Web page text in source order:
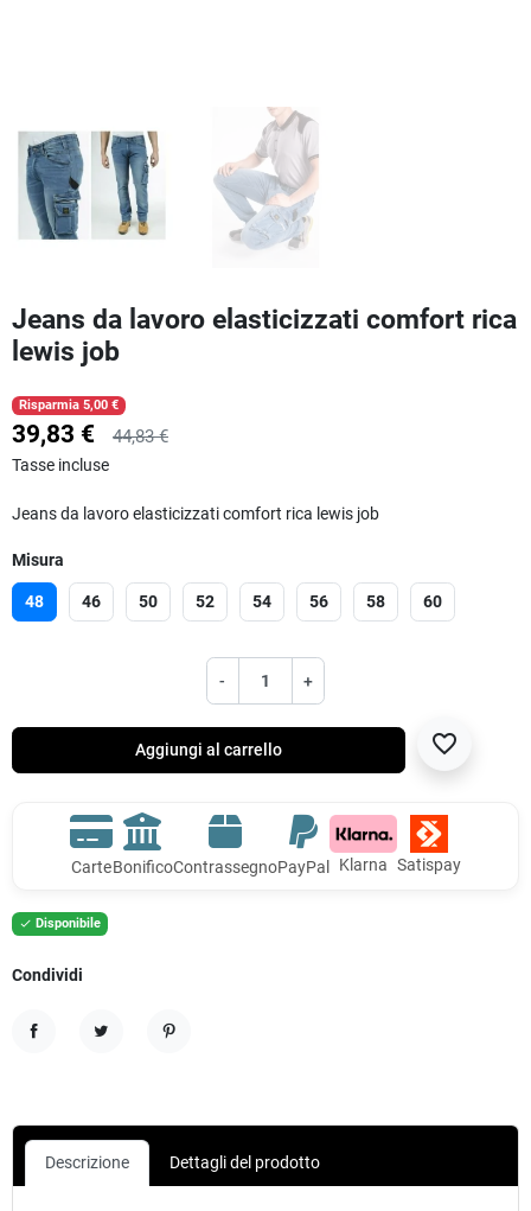
Jeans da lavoro elasticizzati comfort rica
lewis job
Risparmia 5,00 €
39,83 € 44,83 €
Tasse incluse
Jeans da lavoro elasticizzati comfort rica lewis job
Misura
48 46 50 52 54 56 58 60
- +
Aggiungi al carrello favorite_border
CarteBonificoContrassegnoPayPal Klarna Satispay
 Disponibile
Condividi
Descrizione Dettagli del prodotto